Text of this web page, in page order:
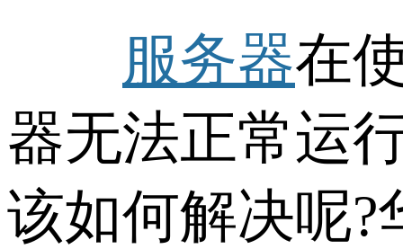
服务器在
器无法正常运
该如何解决呢